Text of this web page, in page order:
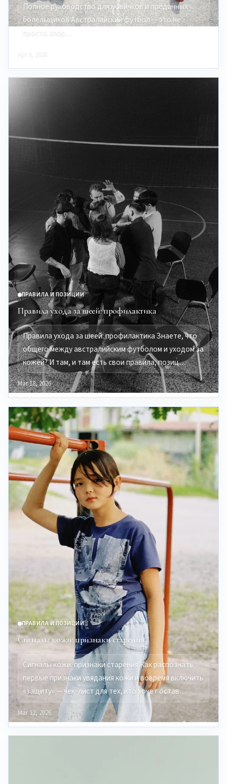
Полное руководство для новичков и преданных
болельщиков Австралийский футбол — это не
просто спор…
Apr 3, 2026
ПРАВИЛА И ПОЗИЦИИ
Правила ухода за шеей: профилактика
Правила ухода за шеей: профилактика Знаете, что
общего между австралийским футболом и уходом за
кожей? И там, и там есть свои правила, позиц…
Mar 18, 2026
ПРАВИЛА И ПОЗИЦИИ
Сигналы кожи: признаки старения
Сигналы кожи: признаки старения Как распознать
первые признаки увядания кожи и вовремя включить
«защиту» — чек-лист для тех, кто хочет остав…
Mar 12, 2026